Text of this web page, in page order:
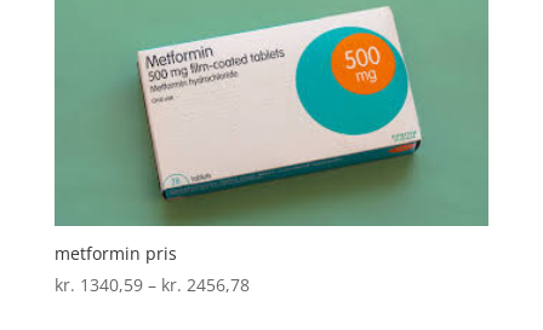
metformin pris
kr. 1340,59 – kr. 2456,78Prisinterval: